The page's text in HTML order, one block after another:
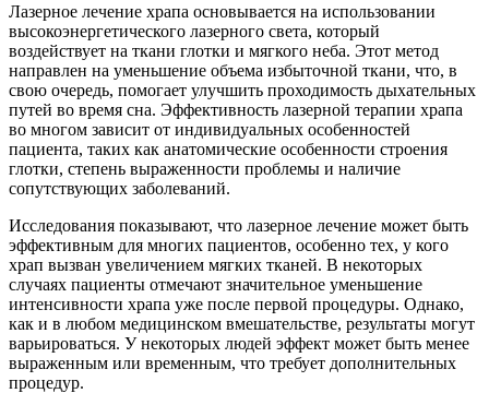
Лазерное лечение храпа основывается на использовании
высокоэнергетического лазерного света, который
воздействует на ткани глотки и мягкого неба. Этот метод
направлен на уменьшение объема избыточной ткани, что, в
свою очередь, помогает улучшить проходимость дыхательных
путей во время сна. Эффективность лазерной терапии храпа
во многом зависит от индивидуальных особенностей
пациента, таких как анатомические особенности строения
глотки, степень выраженности проблемы и наличие
сопутствующих заболеваний.
Исследования показывают, что лазерное лечение может быть
эффективным для многих пациентов, особенно тех, у кого
храп вызван увеличением мягких тканей. В некоторых
случаях пациенты отмечают значительное уменьшение
интенсивности храпа уже после первой процедуры. Однако,
как и в любом медицинском вмешательстве, результаты могут
варьироваться. У некоторых людей эффект может быть менее
выраженным или временным, что требует дополнительных
процедур.